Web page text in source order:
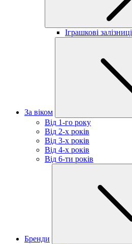
Іграшкові залізниці
За віком
Від 1-го року
Від 2-х років
Від 3-х років
Від 4-х років
Від 6-ти років
Бренди